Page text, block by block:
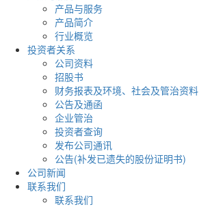
产品与服务
产品简介
行业概览
投资者关系
公司资料
招股书
财务报表及环境、社会及管治资料
公告及通函
企业管治
投资者查询
发布公司通讯
公告(补发已遗失的股份证明书)
公司新闻
联系我们
联系我们